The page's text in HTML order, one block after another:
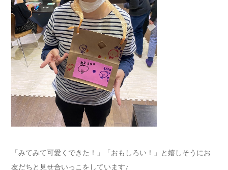
「みてみて可愛くできた！」「おもしろい！」と嬉しそうにお
友だちと見せ合いっこをしています♪